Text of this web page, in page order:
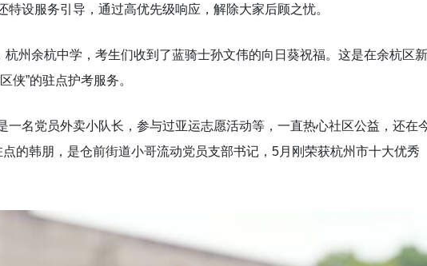
设服务引导，通过高优先级响应，解除大家后顾之忧。
杭州余杭中学，考生们收到了蓝骑士孙文伟的向日葵祝福。这是在余杭区新
侠”的驻点护考服务。
一名党员外卖小队长，参与过亚运志愿活动等，一直热心社区公益，还在
的韩朋，是仓前街道小哥流动党员支部书记，5月刚荣获杭州市十大优秀